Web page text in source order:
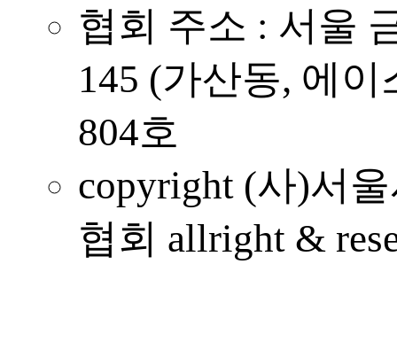
협회 주소 : 서울
145 (가산동, 에
804호
copyright (사)서
협회 allright &